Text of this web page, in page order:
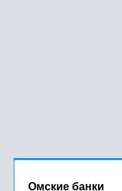
Омские банки